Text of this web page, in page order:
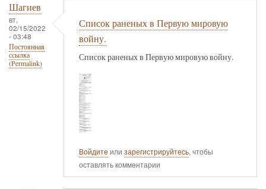
Шагиев
вт,
02/15/2022
- 03:48
Постоянная
ссылка
(Permalink)
Список раненых в Первую мировую
войну.
Список раненых в Первую мировую войну.
Войдите или зарегистрируйтесь, чтобы
оставлять комментарии